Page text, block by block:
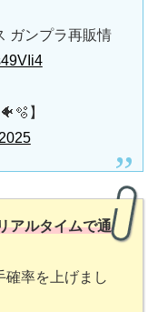
ガンプラ再販情
】
アルタイムで通
確率を上げまし